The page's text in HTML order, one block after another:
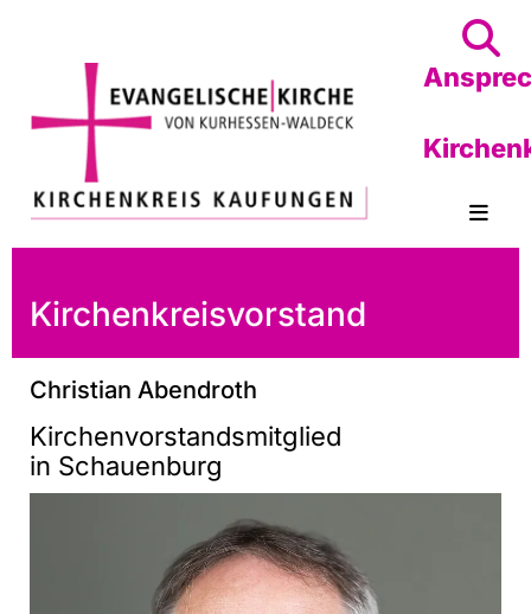
Kirchenkreisvorstand
Christian Abendroth
Kirchenvorstandsmitglied
in Schauenburg